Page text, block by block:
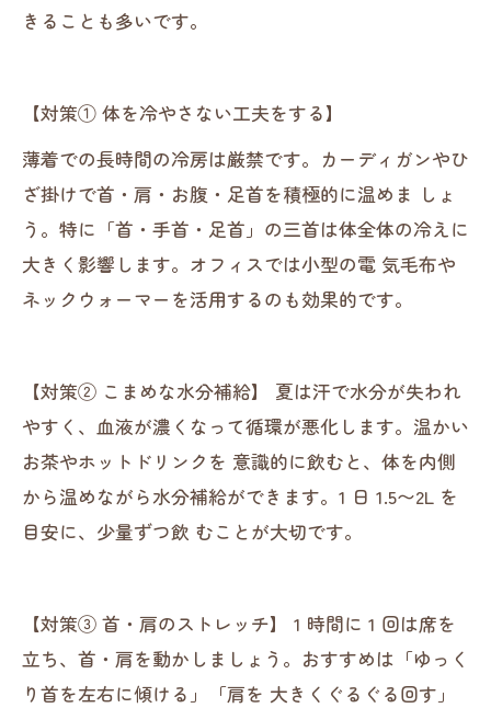
きることも多いです。
【対策① 体を冷やさない工夫をする】
薄着での長時間の冷房は厳禁です。カーディガンやひ
ざ掛けで首・肩・お腹・足首を積極的に温めま しょ
う。特に「首・手首・足首」の三首は体全体の冷えに
大きく影響します。オフィスでは小型の電 気毛布や
ネックウォーマーを活用するのも効果的です。
【対策② こまめな水分補給】 夏は汗で水分が失われ
やすく、血液が濃くなって循環が悪化します。温かい
お茶やホットドリンクを 意識的に飲むと、体を内側
から温めながら水分補給ができます。1 日 1.5〜2L を
目安に、少量ずつ飲 むことが大切です。
【対策③ 首・肩のストレッチ】 1 時間に 1 回は席を
立ち、首・肩を動かしましょう。おすすめは「ゆっく
り首を左右に傾ける」「肩を 大きくぐるぐる回す」